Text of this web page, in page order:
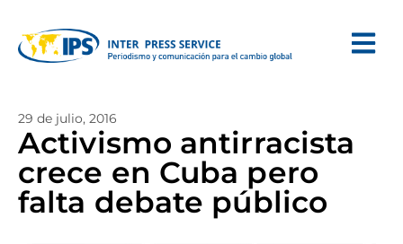
29 de julio, 2016
Activismo antirracista
crece en Cuba pero
falta debate público